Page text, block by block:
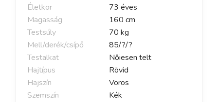
Életkor
73 éves
Magasság
160 cm
Testsúly
70 kg
Mell/derék/csípő
85/?/?
Testalkat
Nőiesen telt
Hajtípus
Rövid
Hajszín
Vörös
Szemszín
Kék